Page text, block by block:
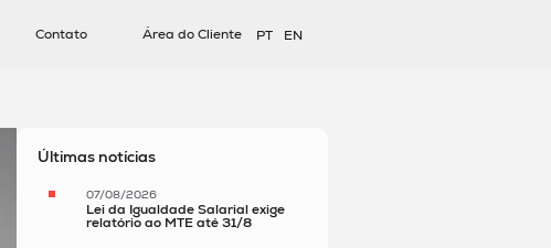
Contato Área do Cliente PT EN
Últimas notícias
07/08/2026
Lei da Igualdade Salarial exige
relatório ao MTE até 31/8